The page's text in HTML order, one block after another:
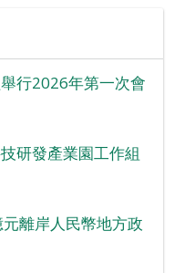
行2026年第一次會
研發產業園工作組
離岸人民幣地方政